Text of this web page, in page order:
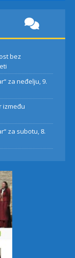
bez
za neđelju, 9.
između
za subotu, 8.